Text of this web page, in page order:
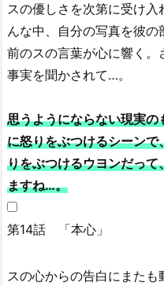
スの優しさを次第に受け
んな中、自分の写真を彼
前のスの言葉が心に響く
事実を聞かされて…。
思うようにならない現実
に怒りをぶつけるシーン
りをぶつけるウヨンだっ
ますね…。
第14話 「本心」
スの心からの告白にまた